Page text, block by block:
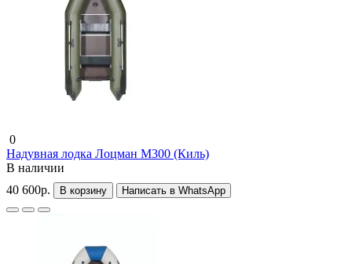
0
Надувная лодка Лоцман М300 (Киль)
В наличии
40 600р.
В корзину Написать в WhatsApp